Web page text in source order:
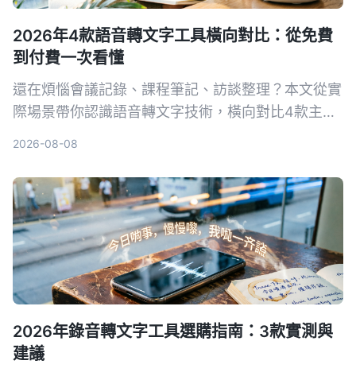
2026年4款語音轉文字工具橫向對比：從免費
到付費一次看懂
還在煩惱會議記錄、課程筆記、訪談整理？本文從實
際場景帶你認識語音轉文字技術，橫向對比4款主流
2026-08-08
2026年錄音轉文字工具選購指南：3款實測與
建議